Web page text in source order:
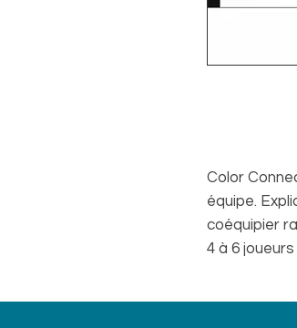
Color
équipe.
coéquipier
4 à 6 joueurs